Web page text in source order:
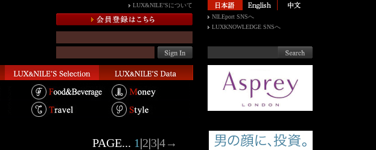
LUX&NILE’Sについて
NILEport SNSへ
LUXKNOWLEDGE SNSへ
PAGE... 1|2|3|4→